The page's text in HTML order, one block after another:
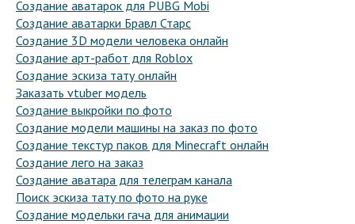
Создание аватарок для PUBG Mobi
Создание аватарки Бравл Старс
Создание 3D модели человека онлайн
Создание арт-работ для Roblox
Создание эскиза тату онлайн
Заказать vtuber модель
Создание выкройки по фото
Создание модели машины на заказ по фото
Создание текстур паков для Minecraft онлайн
Создание лего на заказ
Создание аватара для телеграм канала
Поиск эскиза тату по фото на руке
Создание модельки гача для анимации